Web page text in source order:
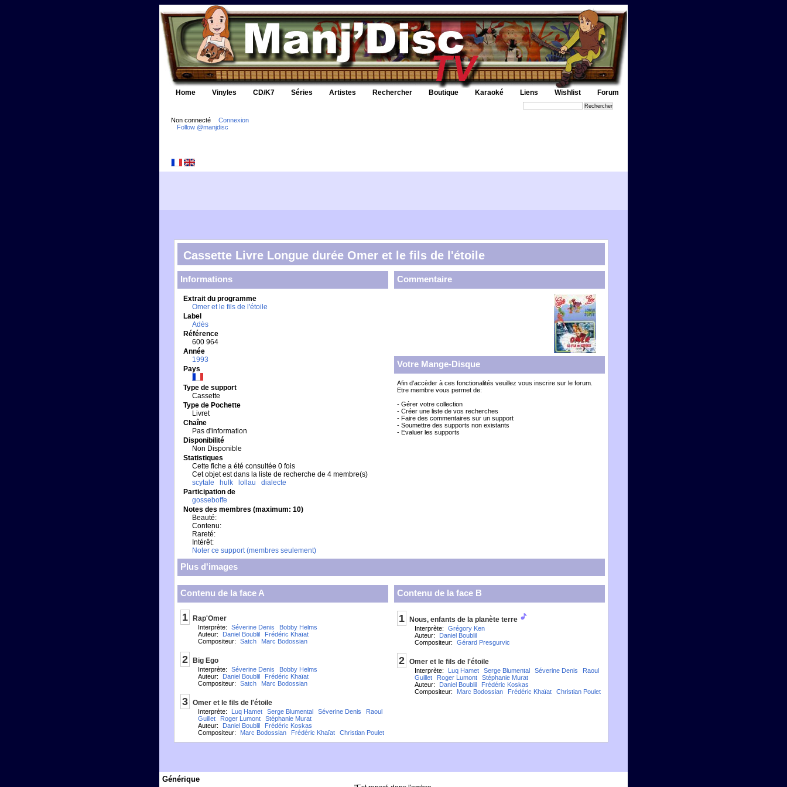
Home Vinyles CD/K7 Séries Artistes Rechercher Boutique Karaoké Liens Wishlist Forum
Non connecté
Connexion
Follow @manjdisc
Cassette Livre Longue durée Omer et le fils de l'étoile
Informations
Extrait du programme
Omer et le fils de l'étoile
Label
Adès
Référence
600 964
Année
1993
Pays
Type de support
Cassette
Type de Pochette
Livret
Chaîne
Pas d'information
Disponibilité
Non Disponible
Statistiques
Cette fiche a été consultée 0 fois
Cet objet est dans la liste de recherche de 4 membre(s)
scytale
hulk lollau
dialecte
Participation de
gosseboffe
Notes des membres (maximum: 10)
Beauté:
Contenu:
Rareté:
Intérêt:
Noter ce support (membres seulement)
Commentaire
Votre Mange-Disque
Afin d'accèder à ces fonctionalités veuillez vous inscrire sur le forum.
Etre membre vous permet de:
- Gérer votre collection
- Créer une liste de vos recherches
- Faire des commentaires sur un support
- Soumettre des supports non existants
- Evaluer les supports
Plus d'images
Contenu de la face A
1 Rap'Omer
Interprète: Séverine Denis
Bobby Helms
Auteur:
Daniel Boublil
Frédéric Khaïat
Compositeur:
Satch Marc Bodossian
2 Big Ego
Interprète: Séverine Denis
Bobby Helms
Auteur:
Daniel Boublil
Frédéric Khaïat
Compositeur:
Satch Marc Bodossian
3 Omer et le fils de l'étoile
Interprète: Luq Hamet Serge Blumental Séverine Denis
Raoul
Guillet
Roger Lumont
Stéphanie Murat
Auteur:
Daniel Boublil
Frédéric Koskas
Compositeur:
Marc Bodossian Frédéric Khaïat Christian Poulet
Contenu de la face B
1 Nous, enfants de la planète terre
Interprète:
Grégory Ken
Auteur:
Daniel Boublil
Compositeur:
Gérard Presgurvic
2 Omer et le fils de l'étoile
Interprète: Luq Hamet Serge Blumental Séverine Denis
Raoul
Guillet
Roger Lumont
Stéphanie Murat
Auteur:
Daniel Boublil
Frédéric Koskas
Compositeur:
Marc Bodossian Frédéric Khaïat Christian Poulet
Générique